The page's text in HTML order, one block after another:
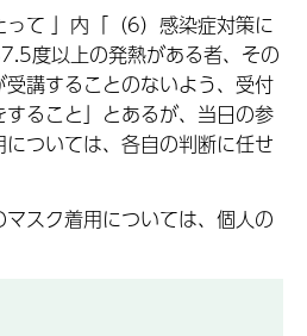
て 」内「（6）感染症対策に
度以上の発熱がある者、その
講することのないよう、受付
ること」とあるが、当日の参
ついては、各自の判断に任せ
スク着用については、個人の